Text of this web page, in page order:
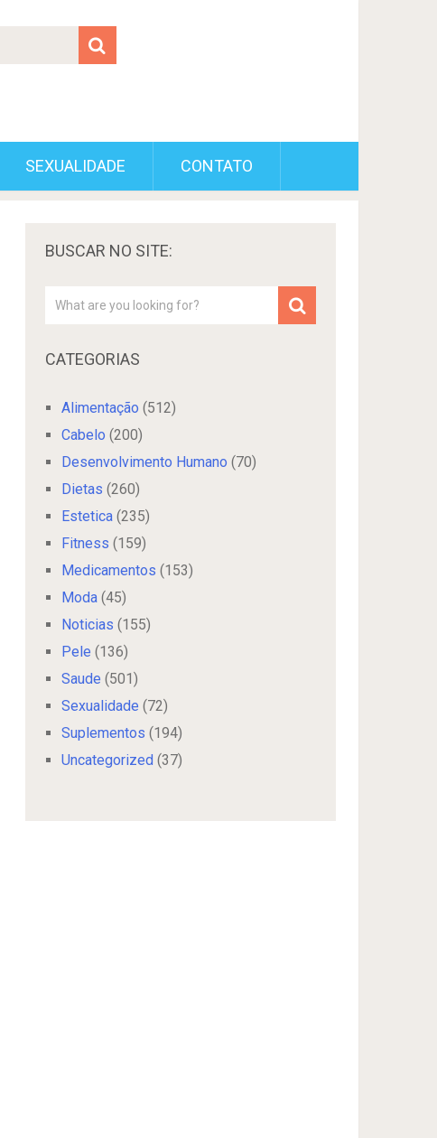
SEXUALIDADE CONTATO
BUSCAR NO SITE:
CATEGORIAS
Alimentação (512)
Cabelo (200)
Desenvolvimento Humano (70)
Dietas (260)
Estetica (235)
Fitness (159)
Medicamentos (153)
Moda (45)
Noticias (155)
Pele (136)
Saude (501)
Sexualidade (72)
Suplementos (194)
Uncategorized (37)